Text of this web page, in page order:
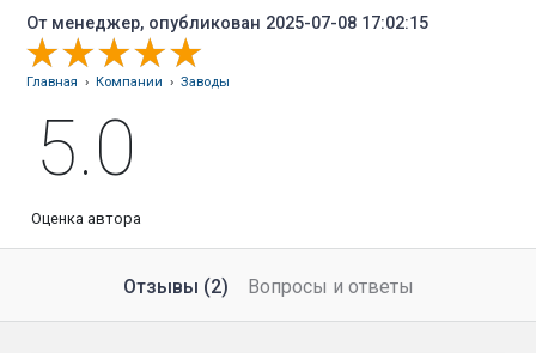
От менеджер, опубликован 2025-07-08 17:02:15
Главная ›Компании ›Заводы
5.0
Оценка автора
Отзывы (2) Вопросы и ответы